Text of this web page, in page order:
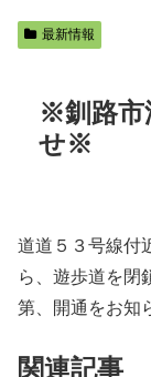
最新情報
※釧路市
せ※
道道５３号線付
ら、遊歩道を閉
第、開通をお知
関連記事